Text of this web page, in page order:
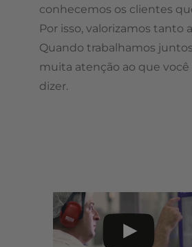
conhecemos os clientes
Por isso, valorizamos tanto
Quando trabalhamos
muita atenção ao que você
dizer.